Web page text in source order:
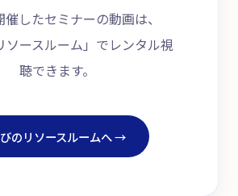
したセミナーの動画は、
ソースルーム」でレンタル視
聴できます。
のリソースルームへ →